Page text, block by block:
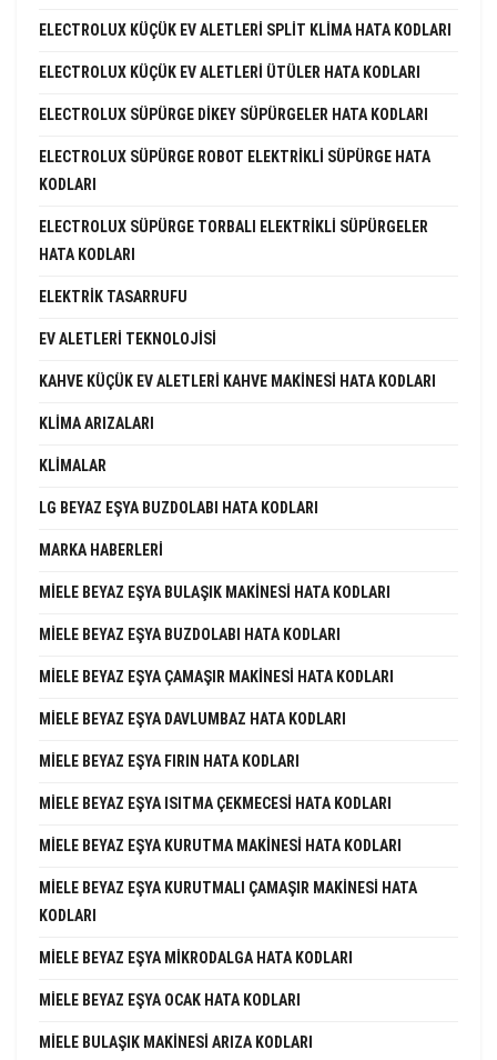
ELECTROLUX KÜÇÜK EV ALETLERI SPLIT KLIMA HATA KODLARI
ELECTROLUX KÜÇÜK EV ALETLERI ÜTÜLER HATA KODLARI
ELECTROLUX SÜPÜRGE DIKEY SÜPÜRGELER HATA KODLARI
ELECTROLUX SÜPÜRGE ROBOT ELEKTRIKLI SÜPÜRGE HATA
KODLARI
ELECTROLUX SÜPÜRGE TORBALI ELEKTRIKLI SÜPÜRGELER
HATA KODLARI
ELEKTRIK TASARRUFU
EV ALETLERI TEKNOLOJISI
KAHVE KÜÇÜK EV ALETLERI KAHVE MAKINESI HATA KODLARI
KLIMA ARIZALARI
KLIMALAR
LG BEYAZ EŞYA BUZDOLABI HATA KODLARI
MARKA HABERLERI
MIELE BEYAZ EŞYA BULAŞIK MAKINESI HATA KODLARI
MIELE BEYAZ EŞYA BUZDOLABI HATA KODLARI
MIELE BEYAZ EŞYA ÇAMAŞIR MAKINESI HATA KODLARI
MIELE BEYAZ EŞYA DAVLUMBAZ HATA KODLARI
MIELE BEYAZ EŞYA FIRIN HATA KODLARI
MIELE BEYAZ EŞYA ISITMA ÇEKMECESI HATA KODLARI
MIELE BEYAZ EŞYA KURUTMA MAKINESI HATA KODLARI
MIELE BEYAZ EŞYA KURUTMALI ÇAMAŞIR MAKINESI HATA
KODLARI
MIELE BEYAZ EŞYA MIKRODALGA HATA KODLARI
MIELE BEYAZ EŞYA OCAK HATA KODLARI
MIELE BULAŞIK MAKINESI ARIZA KODLARI